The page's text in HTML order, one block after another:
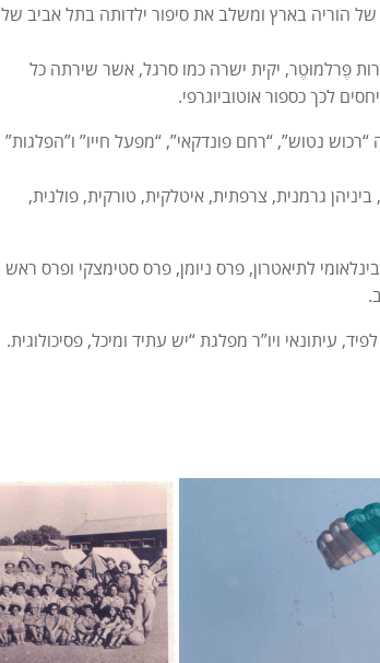
של הוריה בארץ ומשלב את סיפור ילדותה בתל אביב של
רות פֶּרלמוּטֶר, יקית ישרה כמו סרגל, אשר שירתה כל
לכך כספור אוטוביוגרפי.
נטוש”, “רחם פונדקאי”, “מפעל חייו” ו”הפלגות”
גרמנית, צרפתית, איטלקית, טורקית, פולנית,
לתיאטרון, פרס ניומן, פרס סטימצקי ופרס ראש